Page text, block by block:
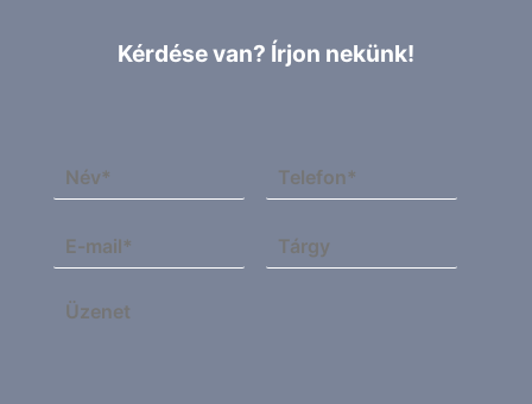
Kérdése van? Írjon nekünk!